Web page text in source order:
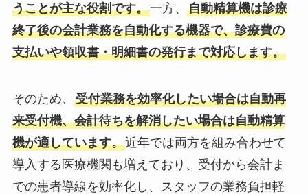
うことが主な役割です。一方、 自動精算機は診療
終了後の会計業務を自動化する機器で、診療費の
支払いや領収書・明細書の発行まで対応します。
そのため、 受付業務を効率化したい場合は自動再
来受付機、会計待ちを解消したい場合は自動精算
機が適しています。近年では両方を組み合わせて
導入する医療機関も増えており、受付から会計ま
での患者導線を効率化し、スタッフの業務負担軽